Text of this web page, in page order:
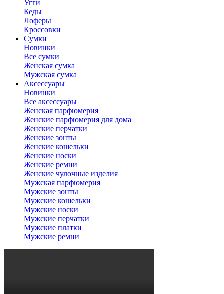
Угги
Кеды
Лоферы
Кроссовки
Сумки
Новинки
Все сумки
Женская сумка
Мужская сумка
Аксессуары
Новинки
Все аксессуары
Женская парфюмерия
Женские парфюмерия для дома
Женские перчатки
Женские зонты
Женские кошельки
Женские носки
Женские ремни
Женские чулочные изделия
Мужская парфюмерия
Мужские зонты
Мужские кошельки
Мужские носки
Мужские перчатки
Мужские платки
Мужские ремни